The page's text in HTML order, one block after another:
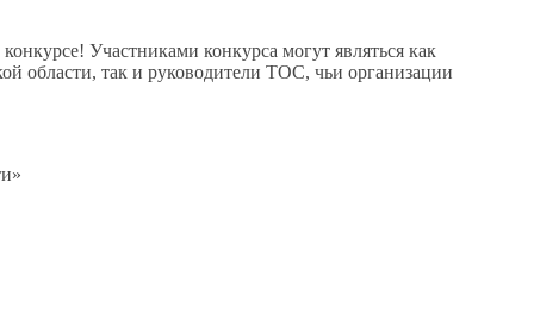
Участниками конкурса могут являться как
области, так и руководители ТОС, чьи организации